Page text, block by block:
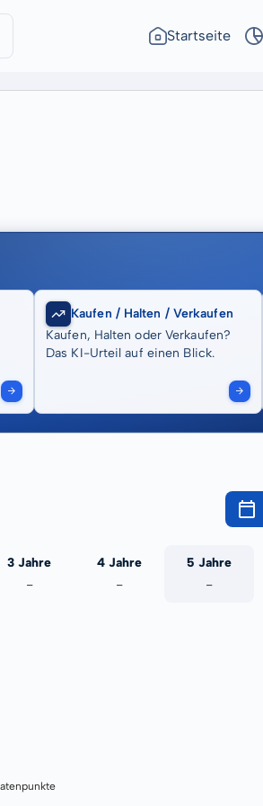
Startseite
Kaufen / Halten / Verkaufen
Kaufen, Halten oder Verkaufen?
Das KI-Urteil auf einen Blick.
3 Jahre
-
4 Jahre
-
5 Jahre
-